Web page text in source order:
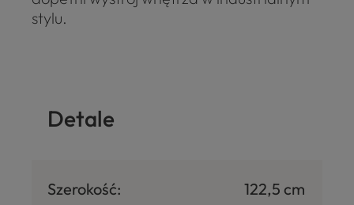
stylu.
Detale
Szerokość: 122,5 cm